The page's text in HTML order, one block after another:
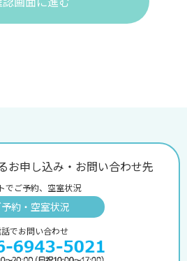
お申し込み・お問い合わせ先
でご予約、空室状況
予約・空室状況
話でお問い合わせ